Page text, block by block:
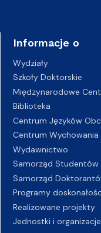
Informacje o
Wydziały
Szkoły Doktorskie
Międzynarodowe
Biblioteka
Centrum Języków
Centrum
Wydawnictwo
Samorząd Studentów
Samorząd
Programy
Realizowane projekty
Jednostki i organizacje